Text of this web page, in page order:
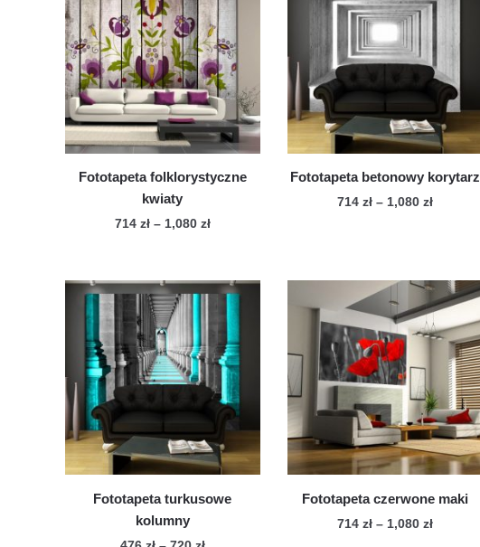
Fototapeta folklorystyczne
kwiaty
714 zł – 1,080 złZakres
714 zł
do
1,080 zł
produkt
ma
wiele
wariantów.
Opcje
można
na
stronie
Fototapeta betonowy korytarz
714 zł – 1,080 złZakres
do
1,080 zł
ma
wiele
wariantów.
Opcje
można
wybrać
stronie
produktu
Fototapeta turkusowe
kolumny
Fototapeta czerwone maki
714 zł – 1,080 złZakres